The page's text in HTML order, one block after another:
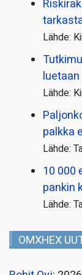
Lähde:
Lähde:
palkka
Lähde:
10 000
pankin
Lähde:
OMXHEX